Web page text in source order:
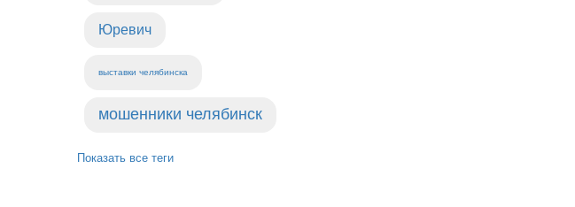
Юревич
выставки челябинска
мошенники челябинск
Показать все теги